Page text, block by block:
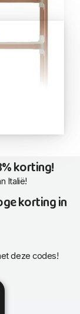
korting!
Italië!
korting in
deze codes!